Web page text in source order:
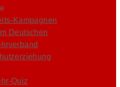
Kampagnen
Deutschen
Quiz